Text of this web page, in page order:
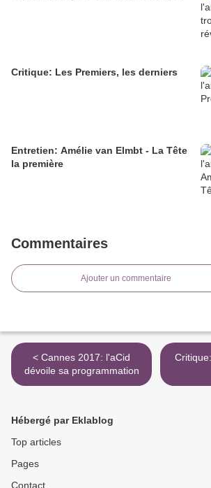
Critique: Les Premiers, les derniers
Entretien: Amélie van Elmbt - La Tête
la première
Commentaires
Ajouter un commentaire
< Cannes 2017: l'aCid
dévoile sa programmation
Hébergé par Eklablog
Top articles
Pages
Contact